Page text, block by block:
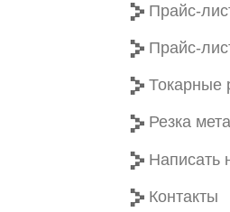
Прайс-
Прайс-
Токарные
Резка
Написать
Контакты